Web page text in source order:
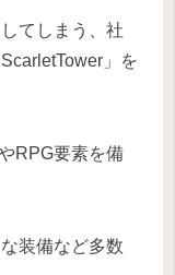
てしまう、社
」を
RPG要素を備
装備など多数